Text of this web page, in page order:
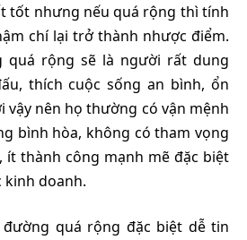
tốt nhưng nếu quá rộng thì tính
chí lại trở thành nhược điểm.
quá rộng sẽ là người rất dung
thích cuộc sống an bình, ổn
vậy nên họ thường có vận mệnh
bình hòa, không có tham vọng
thành công mạnh mẽ đặc biệt
doanh.
quá rộng đặc biệt dễ tin